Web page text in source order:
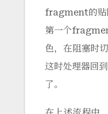
fragment的贴
第一个
色，在阻塞时
这时处理器回
了。